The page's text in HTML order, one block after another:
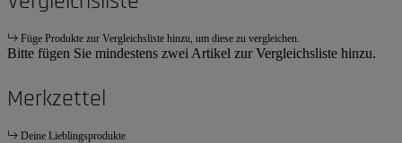
Füge Produkte zur Vergleichsliste hinzu, um diese zu vergleichen.
Bitte fügen Sie mindestens zwei Artikel zur Vergleichsliste hinzu.
Merkzettel
Deine Lieblingsprodukte